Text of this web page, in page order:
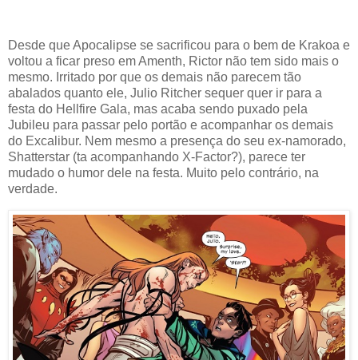
Desde que Apocalipse se sacrificou para o bem de Krakoa e
voltou a ficar preso em Amenth, Rictor não tem sido mais o
mesmo. Irritado por que os demais não parecem tão
abalados quanto ele, Julio Ritcher sequer quer ir para a
festa do Hellfire Gala, mas acaba sendo puxado pela
Jubileu para passar pelo portão e acompanhar os demais
do Excalibur. Nem mesmo a presença do seu ex-namorado,
Shatterstar (ta acompanhando X-Factor?), parece ter
mudado o humor dele na festa. Muito pelo contrário, na
verdade.